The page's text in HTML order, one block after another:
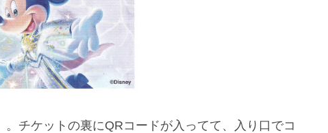
チケットの裏にQRコードが入ってて、入り口でコ